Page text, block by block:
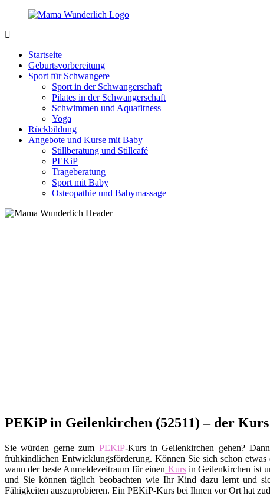
Zurück
Inhalt
sein
wunderbar!
Startseite
Geburtsvorbereitung
Sport für Schwangere
Sport in der Schwangerschaft
Pilates in der Schwangerschaft
Schwimmen und Aquafitness
Yoga
Rückbildung
Angebote und Kurse mit Baby
Stillberatung und Stillcafé
PEKiP
Trageberatung
Sport mit Baby
Osteopathie und Babymassage
PEKiP in Geilenkirchen (52511) – der
Sie würden gerne zum PEKiP-Kurs in Geilenkirchen gehen?
frühkindlichen Entwicklungsförderung. Können Sie sich schon
wann der beste Anmeldezeitraum für einen Kursin Geilenkirchen ist
und Sie können täglich beobachten wie Ihr Kind dazu lernt und
Fähigkeiten auszuprobieren. Ein PEKiP-Kurs bei Ihnen vor Ort hat